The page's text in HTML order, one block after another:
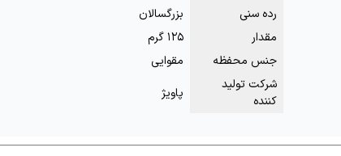
رده سنی
بزرگسالان
مقدار
۱۲۵ گرم
جنس محفظه
مقوایی
شرکت تولید
کننده
پاویژ